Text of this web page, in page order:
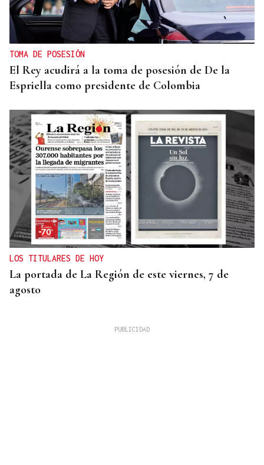
TOMA DE POSESIÓN
El Rey acudirá a la toma de posesión de De la
Espriella como presidente de Colombia
LOS TITULARES DE HOY
La portada de La Región de este viernes, 7 de
agosto